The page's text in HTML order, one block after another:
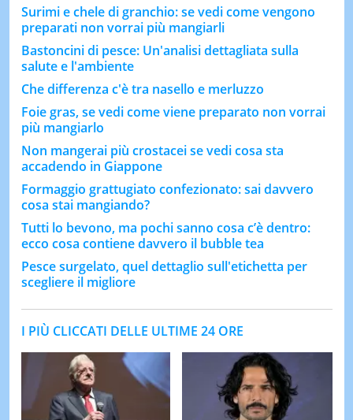
Surimi e chele di granchio: se vedi come vengono
preparati non vorrai più mangiarli
Bastoncini di pesce: Un'analisi dettagliata sulla
salute e l'ambiente
Che differenza c'è tra nasello e merluzzo
Foie gras, se vedi come viene preparato non vorrai
più mangiarlo
Non mangerai più crostacei se vedi cosa sta
accadendo in Giappone
Formaggio grattugiato confezionato: sai davvero
cosa stai mangiando?
Tutti lo bevono, ma pochi sanno cosa c’è dentro:
ecco cosa contiene davvero il bubble tea
Pesce surgelato, quel dettaglio sull'etichetta per
scegliere il migliore
I PIÙ CLICCATI DELLE ULTIME 24 ORE